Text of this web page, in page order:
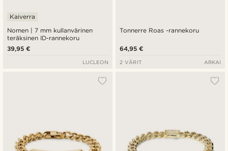
Nomen | 7 mm kullanvärinen
teräksinen ID-rannekoru
Kaiverra
39,95 €
LUCLEON
Tonnerre Roas -rannekoru
64,95 €
2 VÄRIT ARKAI